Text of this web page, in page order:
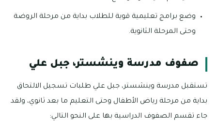
وضع برامج تعليمية قوية للطلاب بداية من مرحلة الروضة
وحتى المرحلة الثانوية.
صفوف مدرسة وينشستر، جبل علي
تستقبل مدرسة وينشستر، جبل علي طلبات تسجيل الالتحاق
بداية من مرحلة رياض الأطفال وحتى التعليم ما بعد ثانوي، ولقد
جاء تقسم الصفوف الدراسية بها على النحو التالي: